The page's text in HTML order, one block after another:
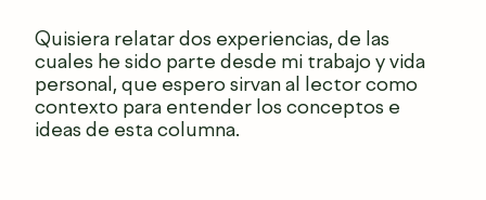
Quisiera relatar dos experiencias, de las
cuales he sido parte desde mi trabajo y vida
personal, que espero sirvan al lector como
contexto para entender los conceptos e
ideas de esta columna.